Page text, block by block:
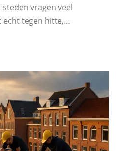
vragen veel
echt tegen hitte,…